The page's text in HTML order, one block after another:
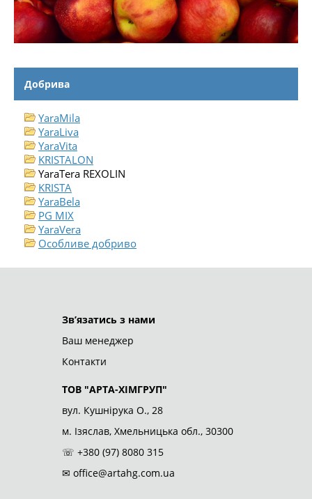
Добрива
YaraMila
YaraLiva
YaraVita
KRISTALON
YaraTera REXOLIN
KRISTA
YaraBela
PG MIX
YaraVera
Особливе добриво
ТОВ "АРТА-ХІМГРУП"© 2026
Зв’язатись з нами
Ваш менеджер
Контакти
ТОВ "АРТА-ХІМГРУП"
вул. Кушнірука О., 28
м. Ізяслав, Хмельницька обл., 30300
☏ +380 (97) 8080 315
✉ office@artahg.com.ua